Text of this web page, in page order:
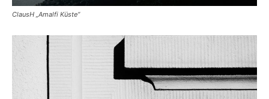
ClausH „Amalfi Küste“